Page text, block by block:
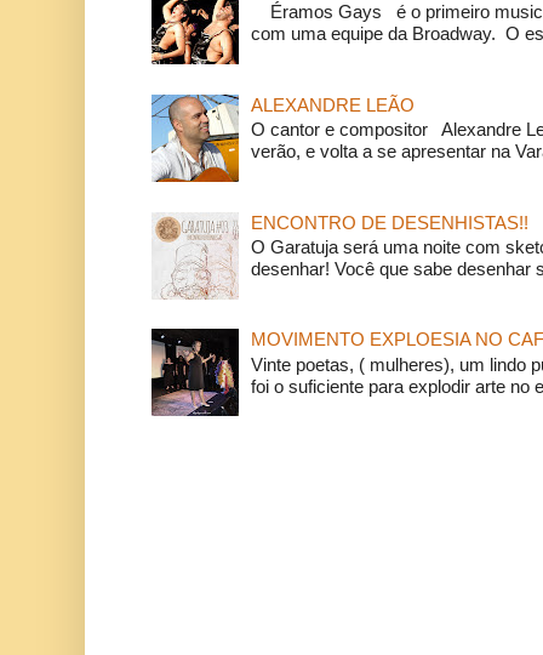
Éramos Gays é o primeiro
com uma equipe da Broadway. O
ALEXANDRE LEÃO
O cantor e compositor Alexandre
verão, e volta a se apresentar na
ENCONTRO DE DESENHISTAS!!
O Garatuja será uma noite com
desenhar! Você que sabe desenhar
MOVIMENTO EXPLOESIA NO
Vinte poetas, ( mulheres), um lindo
foi o suficiente para explodir arte no